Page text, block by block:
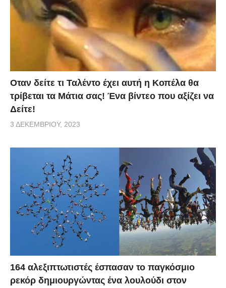
Οταν δείτε τι Ταλέντο έχει αυτή η Κοπέλα θα
τρίβεται τα Μάτια σας! Ένα βίντεο που αξίζει να
Δείτε!
3 ΔΕΚΕΜΒΡΊΟΥ, 2023
164 αλεξιπτωτιστές έσπασαν το παγκόσμιο
ρεκόρ δημιουργώντας ένα λουλούδι στον